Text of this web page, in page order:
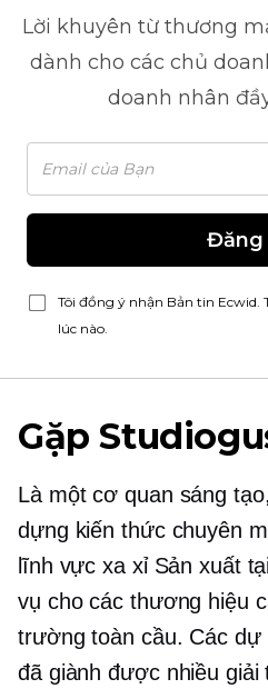
Lời khuyên từ thương
dành cho các chủ
doanh nhân
Đăng
Tôi đồng ý nhận Bản tin Ecwid.
lúc nào.
Gặp
Là một cơ quan sáng tạo,
dựng kiến ​​thức chuyên
lĩnh vực xa xỉ Sản xuất
vụ cho các thương hiệu
trường toàn cầu. Các dự
đã giành được nhiều